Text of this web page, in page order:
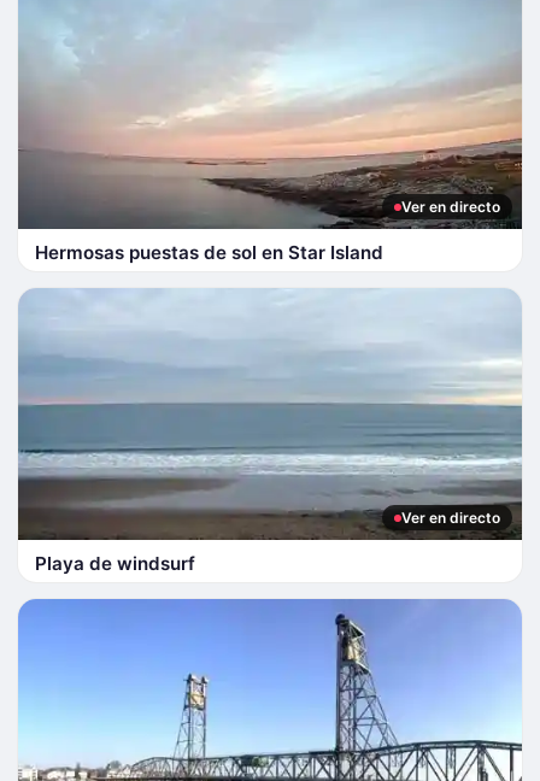
Ver en directo
Hermosas puestas de sol en Star Island
Ver en directo
Playa de windsurf